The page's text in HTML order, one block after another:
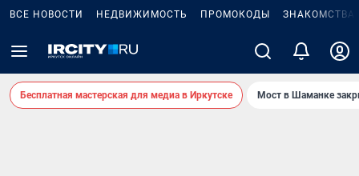
ВСЕ НОВОСТИ НЕДВИЖИМОСТЬ ПРОМОКОДЫ ЗНАКОМСТВА
Бесплатная мастерская для медиа в Иркутске Мост в Шаманке